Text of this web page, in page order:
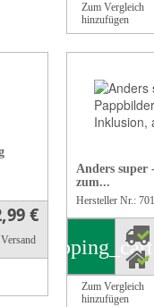
Zum Vergleich
hinzufügen
€
Anders
zum...
Hersteller Nr.:
shopping_cart
Zum Vergleich
hinzufügen